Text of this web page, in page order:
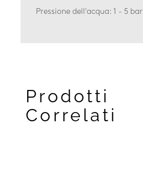
Pressione dell'acqua: 1 - 5 bar
Prodotti
Correlati